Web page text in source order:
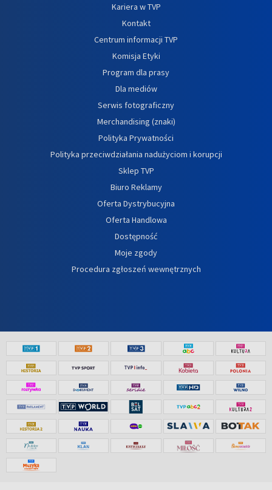
Kariera w TVP
Kontakt
Centrum informacji TVP
Komisja Etyki
Program dla prasy
Dla mediów
Serwis fotograficzny
Merchandising (znaki)
Polityka Prywatności
Polityka przeciwdziałania nadużyciom i korupcji
Sklep TVP
Biuro Reklamy
Oferta Dystrybucyjna
Oferta Handlowa
Dostępność
Moje zgody
Procedura zgłoszeń wewnętrznych